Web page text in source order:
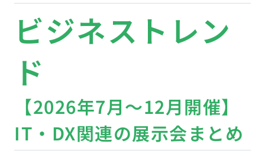
ビジネストレン
ド
【2026年7月〜12月開催】
IT・DX関連の展示会まとめ